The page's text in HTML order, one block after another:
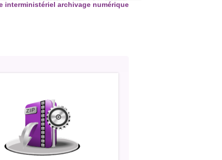
interministériel archivage numérique